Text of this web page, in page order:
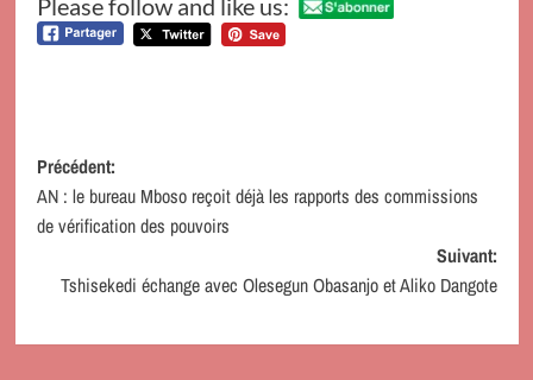
Please follow and like us:
Navigation
d’article
Précédent:
AN : le bureau Mboso reçoit déjà les rapports des commissions
de vérification des pouvoirs
Suivant:
Tshisekedi échange avec Olesegun Obasanjo et Aliko Dangote